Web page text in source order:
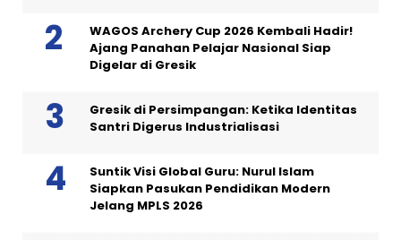
WAGOS Archery Cup 2026 Kembali Hadir!
Ajang Panahan Pelajar Nasional Siap
Digelar di Gresik
Gresik di Persimpangan: Ketika Identitas
Santri Digerus Industrialisasi
Suntik Visi Global Guru: Nurul Islam
Siapkan Pasukan Pendidikan Modern
Jelang MPLS 2026